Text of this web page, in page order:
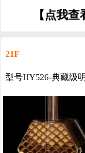
【点我
21F
型号HY526-典藏级